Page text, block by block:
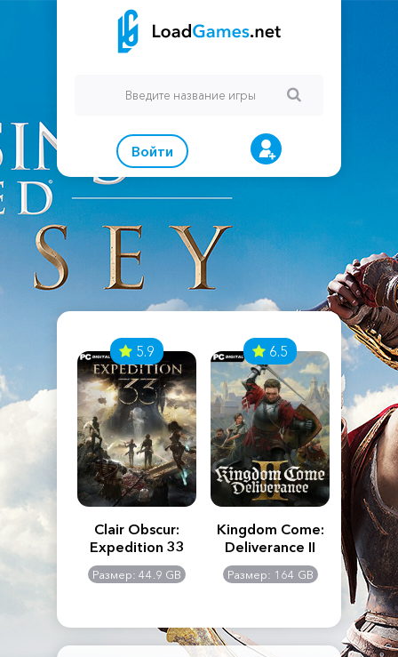
Войти
Creed
5.9
Clair Obscur:
Expedition 33
Размер: 44.9 GB
6.5
Kingdom Come:
Deliverance II
Размер: 164 GB
The